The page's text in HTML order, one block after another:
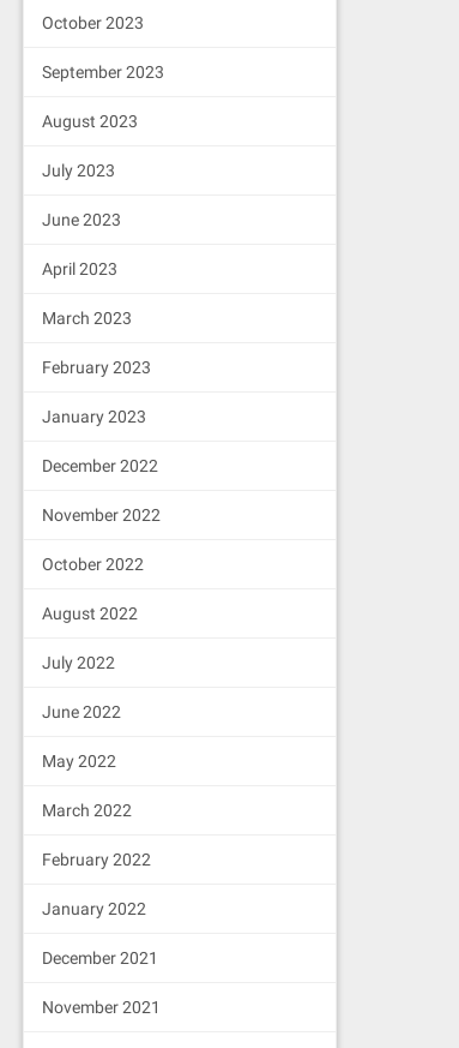
October 2023
September 2023
August 2023
July 2023
June 2023
April 2023
March 2023
February 2023
January 2023
December 2022
November 2022
October 2022
August 2022
July 2022
June 2022
May 2022
March 2022
February 2022
January 2022
December 2021
November 2021